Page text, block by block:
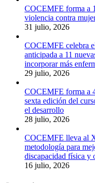
La Confederación
25 Ene 2019
AEDEM-COCEMFE
COCEMFE forma a
violencia contra
31 julio, 2026
COCEMFE celebra
anticipada a 11
incorporar más
29 julio, 2026
COCEMFE forma a
sexta edición del
el desarrollo
28 julio, 2026
COCEMFE lleva al
metodología para
discapacidad física y
16 julio, 2026